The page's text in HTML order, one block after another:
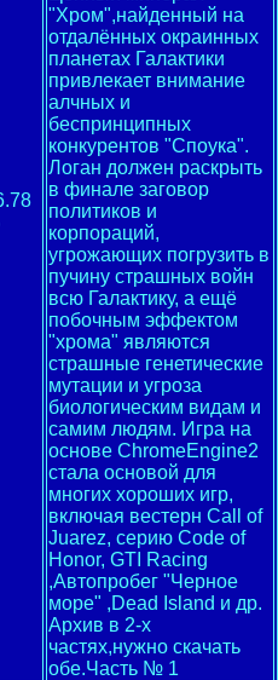
"Хром",найденный на
отдалённых окраинных
планетах Галактики
привлекает внимание
алчных и
беспринципных
конкурентов "Споука".
Логан должен раскрыть
в финале заговор
политиков и
корпораций,
угрожающих погрузить в
пучину страшных войн
всю Галактику, а ещё
побочным эффектом
"хрома" являются
страшные генетические
мутации и угроза
биологическим видам и
самим людям. Игра на
основе ChromeEngine2
стала основой для
многих хороших игр,
включая вестерн Call of
Juarez, серию Code of
Honor, GTI Racing
,Автопробег "Черное
море" ,Dead Island и др.
Архив в 2-х
частях,нужно скачать
обе.Часть № 1